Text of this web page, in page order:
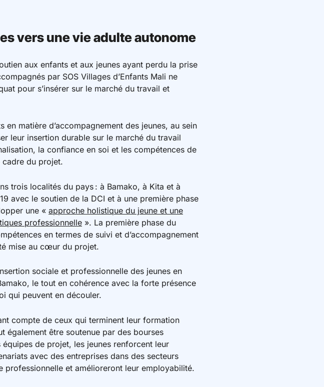
vers une vie adulte autonome
aux enfants et aux jeunes ayant perdu la prise
par SOS Villages d’Enfants Mali ne
pour s’insérer sur le marché du travail et
matière d’accompagnement des jeunes, au sein
leur insertion durable sur le marché du travail
la confiance en soi et les compétences de
cadre du projet.
trois localités du pays : à Bamako, à Kita et à
avec le soutien de la DCI et à une première phase
une « approche holistique du jeune et une
professionnelle ». La première phase du
en termes de suivi et d’accompagnement
mise au cœur du projet.
sociale et professionnelle des jeunes en
le tout en cohérence avec la forte présence
qui peuvent en découler.
compte de ceux qui terminent leur formation
également être soutenue par des bourses
équipes de projet, les jeunes renforcent leur
avec des entreprises dans des secteurs
et amélioreront leur employabilité.